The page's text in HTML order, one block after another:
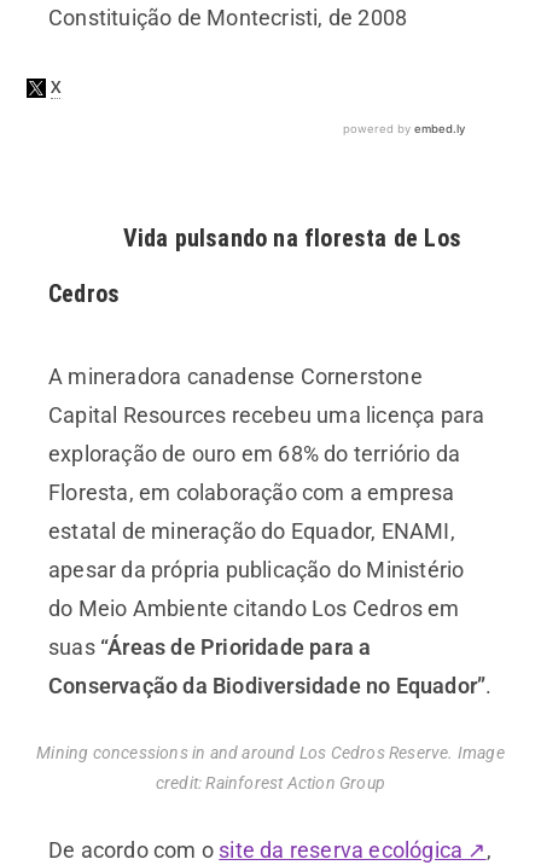
Constituição de Montecristi, de 2008
Vida pulsando na floresta de Los
Cedros
A mineradora canadense Cornerstone
Capital Resources recebeu uma licença para
exploração de ouro em 68% do terriório da
Floresta, em colaboração com a empresa
estatal de mineração do Equador, ENAMI,
apesar da própria publicação do Ministério
do Meio Ambiente citando Los Cedros em
suas “Áreas de Prioridade para a
Conservação da Biodiversidade no Equador”.
Mining concessions in and around Los Cedros Reserve. Image
credit: Rainforest Action Group
De acordo com o site da reserva ecológica ↗,